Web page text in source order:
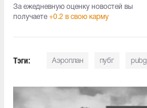
За ежедневную оценку новостей вы
получаете +0.2 в свою карму
Тэги: Аэроплан пубг pubg